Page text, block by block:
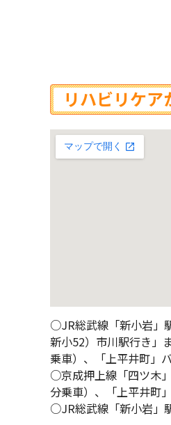
リハビリケ
○JR総武線「新小岩」
新小52）市川駅行き」
乗車）、「上平井町
○京成押上線「四ツ木
分乗車）、「上平井
○JR総武線「新小岩